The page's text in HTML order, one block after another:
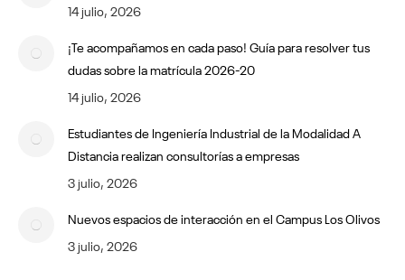
14 julio, 2026
¡Te acompañamos en cada paso! Guía para resolver tus
dudas sobre la matrícula 2026-20
14 julio, 2026
Estudiantes de Ingeniería Industrial de la Modalidad A
Distancia realizan consultorías a empresas
3 julio, 2026
Nuevos espacios de interacción en el Campus Los Olivos
3 julio, 2026